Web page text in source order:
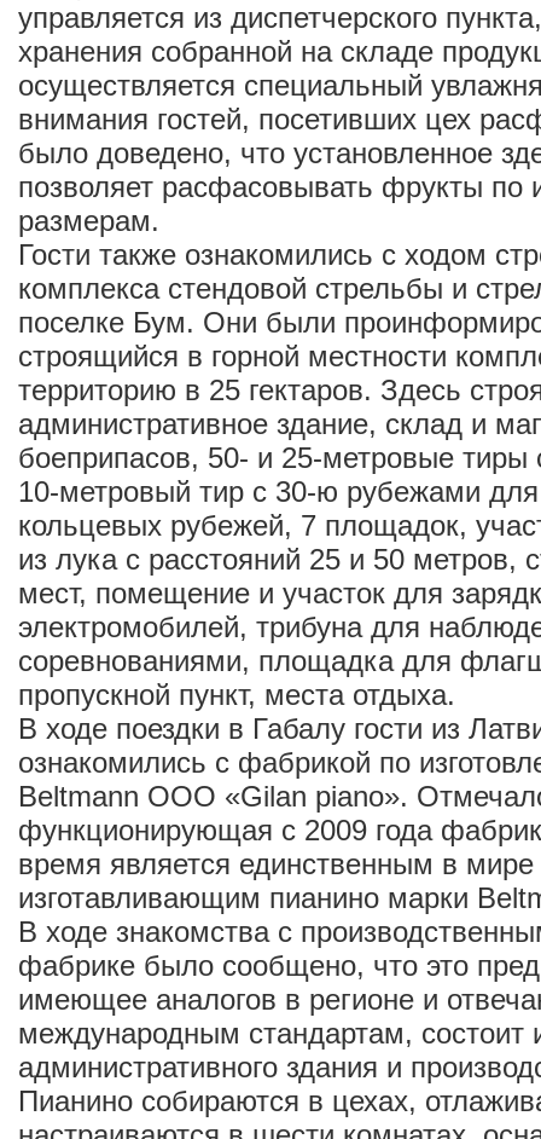
управляется из диспетчерского
хранения собранной на складе
осуществляется специальный
внимания гостей, посетивших цех
было доведено, что установленное
позволяет расфасовывать фрукты по
размерам.
Гости также ознакомились с ходом
комплекса стендовой стрельбы и
поселке Бум. Они были
строящийся в горной местности
территорию в 25 гектаров. Здесь
административное здание, склад и
боеприпасов, 50- и 25-метровые
10-метровый тир с 30-ю рубежами
кольцевых рубежей, 7 площадок,
из лука с расстояний 25 и 50 метров,
мест, помещение и участок для
электромобилей, трибуна для
соревнованиями, площадка для
пропускной пункт, места отдыха.
В ходе поездки в Габалу гости из
ознакомились с фабрикой по
Beltmann ООО «Gilan piano».
функционирующая с 2009 года
время является единственным в
изготавливающим пианино марки
В ходе знакомства с
фабрике было сообщено, что это
имеющее аналогов в регионе и
международным стандартам, состоит
административного здания и
Пианино собираются в цехах,